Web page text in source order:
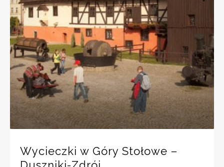
Wycieczki w Góry Stołowe –